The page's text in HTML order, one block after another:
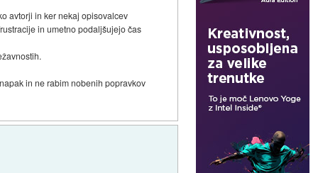
avtorji in ker nekaj opisovalcev
in umetno podaljšujejo čas
in ne rabim nobenih popravkov